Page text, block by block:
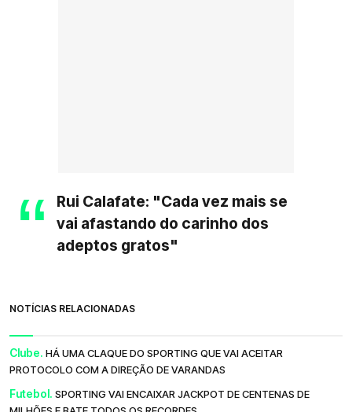
Rui Calafate: "Cada vez mais se
vai afastando do carinho dos
adeptos gratos"
NOTÍCIAS RELACIONADAS
Clube. HÁ UMA CLAQUE DO SPORTING QUE VAI ACEITAR
PROTOCOLO COM A DIREÇÃO DE VARANDAS
Futebol. SPORTING VAI ENCAIXAR JACKPOT DE CENTENAS DE